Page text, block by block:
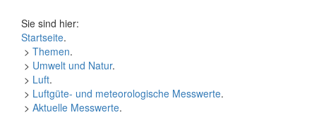
Sie sind hier:
Startseite.
> Themen.
> Umwelt und Natur.
> Luft.
> Luftgüte- und meteorologische Messwerte.
> Aktuelle Messwerte.